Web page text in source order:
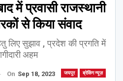
में प्रवासी राजस्थानी
से किया संवाद
लिए सुझाव , प्रदेश की प्रगति में
अहम
जयपुर ब्रेकिंग न्यूज़
On Sep 18, 2023